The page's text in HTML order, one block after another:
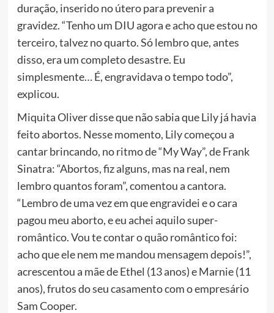
duração, inserido no útero para prevenir a
gravidez. “Tenho um DIU agora e acho que estou no
terceiro, talvez no quarto. Só lembro que, antes
disso, era um completo desastre. Eu
simplesmente… É, engravidava o tempo todo”,
explicou.
Miquita Oliver disse que não sabia que Lily já havia
feito abortos. Nesse momento, Lily começou a
cantar brincando, no ritmo de “My Way”, de Frank
Sinatra: “Abortos, fiz alguns, mas na real, nem
lembro quantos foram”, comentou a cantora.
“Lembro de uma vez em que engravidei e o cara
pagou meu aborto, e eu achei aquilo super-
romântico. Vou te contar o quão romântico foi:
acho que ele nem me mandou mensagem depois!”,
acrescentou a mãe de Ethel (13 anos) e Marnie (11
anos), frutos do seu casamento com o empresário
Sam Cooper.